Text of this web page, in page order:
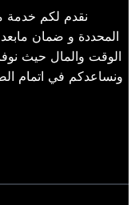
نقدم لكم خدمة
المحددة و ضمان مابعد
الوقت والمال حيث
ونساعدكم في اتمام